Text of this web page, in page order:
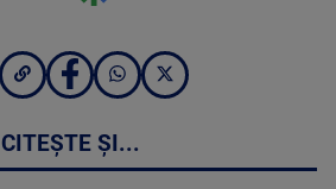
CITEȘTE ȘI...